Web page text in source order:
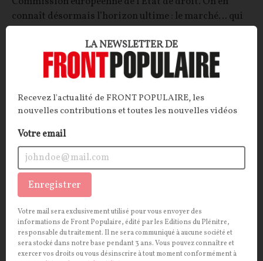
connaît désormais l’horizon ultime : le marché… qui
La Rédaction
20/07/2026 36 commentaires
Chroniques d'un impossible Brexit, partie 4 :
LA NEWSLETTER DE
Recevez l'actualité de FRONT POPULAIRE, les
nouvelles contributions et toutes les nouvelles vidéos
Votre email
Enregistrer
Votre mail sera exclusivement utilisé pour vous envoyer des
informations de Front Populaire, édité par les Editions du Plénitre,
responsable du traitement. Il ne sera communiqué à aucune société et
sera stocké dans notre base pendant 3 ans. Vous pouvez connaître et
exercer vos droits ou vous désinscrire à tout moment conformément à